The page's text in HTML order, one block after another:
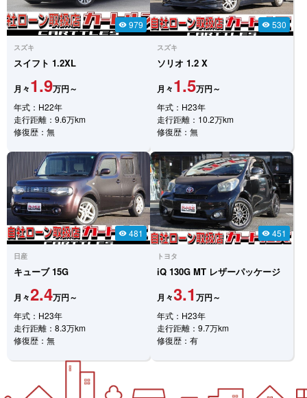
visibility 979
スズキ
スイフト 1.2XL
月々1.9万円～
年式：H22年
走行距離：9.6万km
修復歴：無
visibility 530
スズキ
ソリオ 1.2 X
月々1.5万円～
年式：H23年
走行距離：10.2万km
修復歴：無
visibility 481
日産
キューブ15G
月々2.4万円～
年式：H23年
走行距離：8.3万km
修復歴：無
visibility 451
トヨタ
iQ 130G MT レザーパッケージ
月々3.1 万円～
年式：H23年
走行距離：9.7万km
修復歴：有